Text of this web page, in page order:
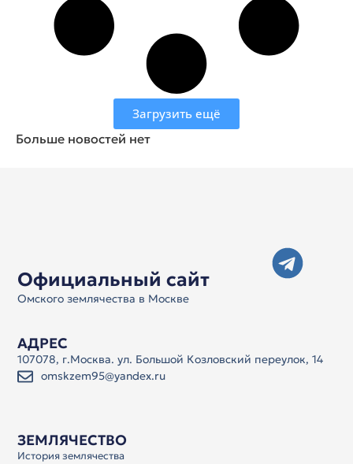
Загрузить ещё
Больше новостей нет
Официальный сайт
Омского землячества в Москве
ЗЕМЛЯЧЕСТВО
История землячества
АДРЕС
107078, г.Москва. ул. Большой Козловский переулок, 14
omskzem95@yandex.ru